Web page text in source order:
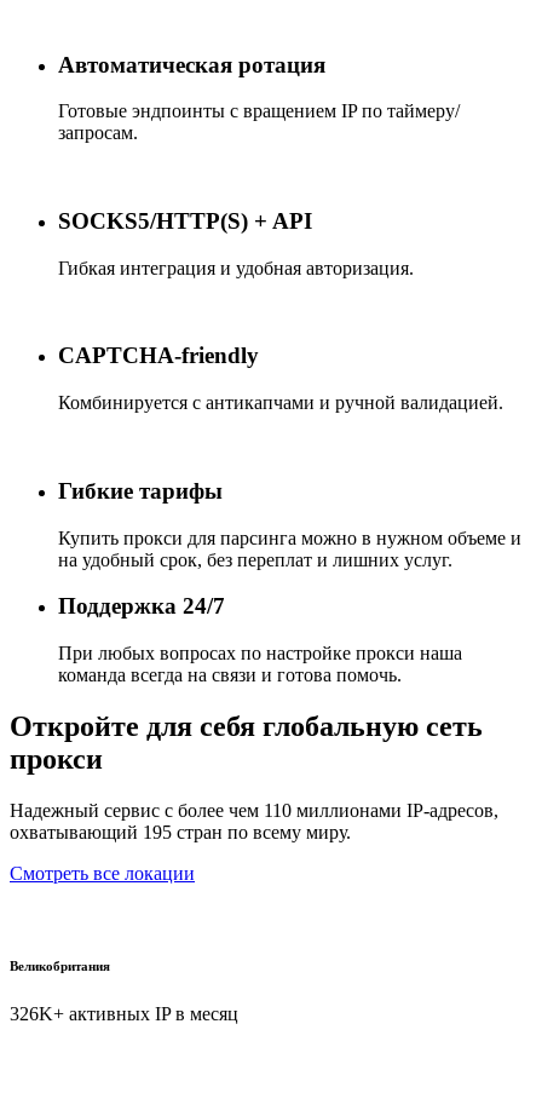
Автоматическая ротация
Готовые эндпоинты с вращением IP по таймеру/
запросам.
SOCKS5/HTTP(S) + API
Гибкая интеграция и удобная авторизация.
CAPTCHA‑friendly
Комбинируется с антикапчами и ручной валидацией.
Гибкие тарифы
Купить прокси для парсинга можно в нужном объеме и
на удобный срок, без переплат и лишних услуг.
Поддержка 24/7
При любых вопросах по настройке прокси наша
команда всегда на связи и готова помочь.
Откройте для себя глобальную сеть
прокси
Надежный сервис с более чем 110 миллионами IP-адресов,
охватывающий 195 стран по всему миру.
Смотреть все локации
Великобритания
326K+ активных IP в месяц